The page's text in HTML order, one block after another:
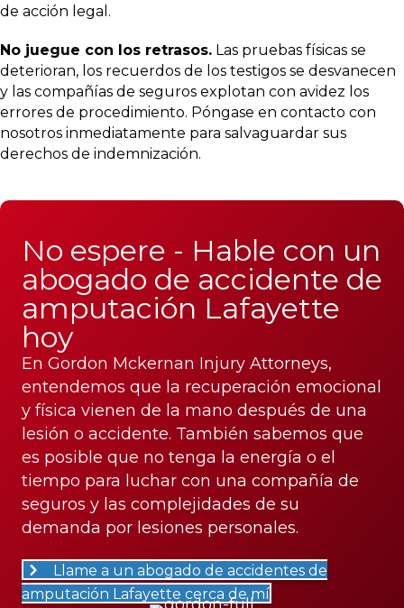
de acción legal.
No juegue con los retrasos. Las pruebas físicas se
deterioran, los recuerdos de los testigos se desvanecen
y las compañías de seguros explotan con avidez los
errores de procedimiento. Póngase en contacto con
nosotros inmediatamente para salvaguardar sus
derechos de indemnización.
No espere - Hable con un
abogado de accidente de
amputación Lafayette
hoy
En Gordon Mckernan Injury Attorneys,
entendemos que la recuperación emocional
y física vienen de la mano después de una
lesión o accidente. También sabemos que
es posible que no tenga la energía o el
tiempo para luchar con una compañía de
seguros y las complejidades de su
demanda por lesiones personales.
Llame a un abogado de accidentes de
amputación Lafayette cerca de mí